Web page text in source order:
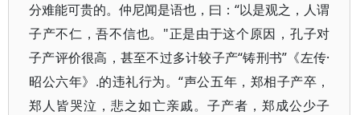
分难能可贵的。仲尼闻是语也，曰：“以是观之，人谓
子产不仁，吾不信也。"正是由于这个原因，孔子对
子产评价很高，甚至不过多计较子产“铸刑书”《左传·
昭公六年》.的违礼行为。“声公五年，郑相子产卒，
郑人皆哭泣，悲之如亡亲戚。子产者，郑成公少子